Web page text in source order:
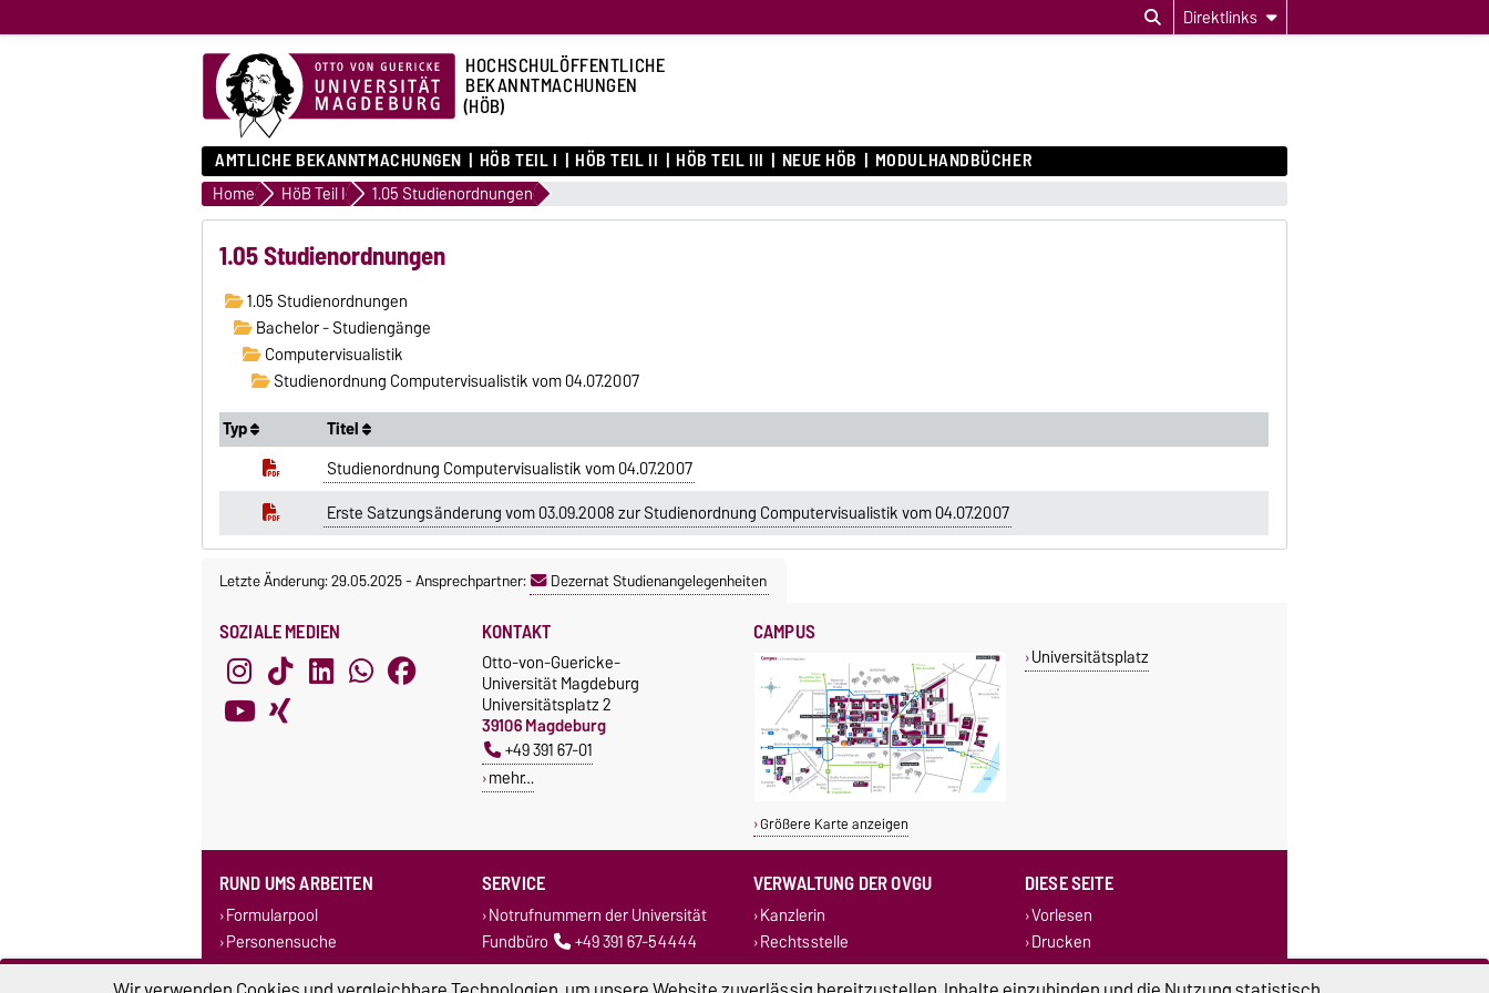
Direktlinks
HOCHSCHULÖFFENTLICHE
BEKANNTMACHUNGEN
(HÖB)
AMTLICHE BEKANNTMACHUNGEN HÖB TEIL I HÖB TEIL II HÖB TEIL III NEUE HÖB MODULHANDBÜCHER
Home HöB Teil I 1.05 Studienordnungen
1.05 Studienordnungen
1.05 Studienordnungen
Bachelor - Studiengänge
Computervisualistik
Studienordnung Computervisualistik vom 04.07.2007
Typ
Titel
Studienordnung Computervisualistik vom 04.07.2007
Erste Satzungsänderung vom 03.09.2008 zur Studienordnung Computervisualistik vom 04.07.2007
Letzte Änderung: 29.05.2025-Ansprechpartner: Dezernat Studienangelegenheiten
SOZIALE MEDIEN KONTAKT
Otto-von-Guericke-
Universität Magdeburg
Universitätsplatz 2
39106 Magdeburg
+49 391 67-01
mehr…
CAMPUS
Größere Karte anzeigen
Universitätsplatz
RUND UMS ARBEITEN
Formularpool
Personensuche
Corporate Design
SERVICE
Notrufnummern der Universität
Fundbüro
+49 391 67-54444
VERWALTUNG DER OVGU
Kanzlerin
Rechtsstelle
Dezernate
DIESE SEITE
Vorlesen
Drucken